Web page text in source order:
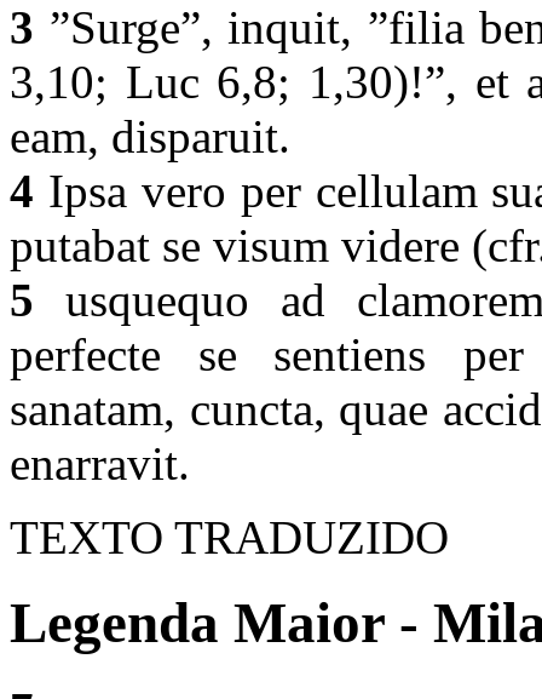
3 ”Surge”, inquit, ”filia
3,10; Luc 6,8; 1,30)!”, et
eam, disparuit.
4 Ipsa vero per cellulam
putabat se visum videre
5 usquequo ad
perfecte se sentiens
sanatam, cuncta, quae
enarravit.
TEXTO TRADUZIDO
Legenda Maior -